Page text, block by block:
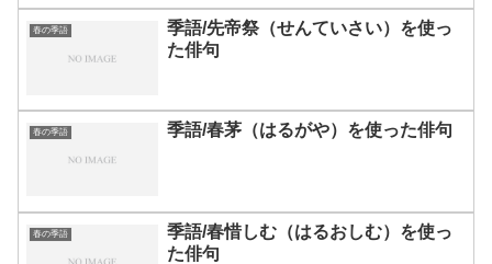
春の季語
季語/先帝祭（せんていさい）を使っ
た俳句
春の季語 季語/春茅（はるがや）を使った俳句
春の季語
季語/春惜しむ（はるおしむ）を使っ
た俳句